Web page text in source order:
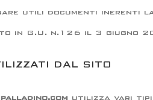
utili documenti inerenti
in G.U. n.126 il 3 giugno
DAL SITO
utilizza vari tipi